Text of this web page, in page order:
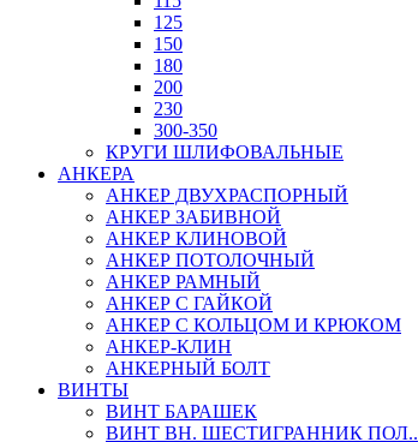
125
150
180
200
230
300-350
КРУГИ ШЛИФОВАЛЬНЫЕ
АНКЕРА
АНКЕР ДВУХРАСПОРНЫЙ
АНКЕР ЗАБИВНОЙ
АНКЕР КЛИНОВОЙ
АНКЕР ПОТОЛОЧНЫЙ
АНКЕР РАМНЫЙ
АНКЕР С ГАЙКОЙ
АНКЕР С КОЛЬЦОМ И КРЮКОМ
АНКЕР-КЛИН
АНКЕРНЫЙ БОЛТ
ВИНТЫ
ВИНТ БАРАШЕК
ВИНТ ВН. ШЕСТИГРАННИК ПОЛ..